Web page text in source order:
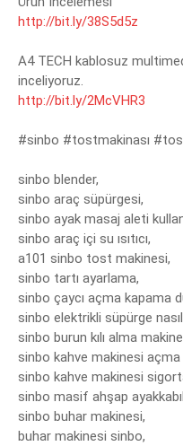
http://bit.ly/38S5d5z
A4 TECH kablosuz
http://bit.ly/2McVHR3
#sinbo #tostmakinası
sinbo blender,
sinbo araç süpürgesi,
sinbo ayak masaj aleti
sinbo araç içi su ısıtıcı,
a101 sinbo tost makinesi,
sinbo tartı ayarlama,
sinbo çaycı açma kapama
sinbo elektrikli süpürge nasıl
sinbo burun kılı alma
sinbo kahve makinesi
sinbo kahve makinesi
sinbo masif ahşap
sinbo buhar makinesi,
buhar makinesi sinbo,